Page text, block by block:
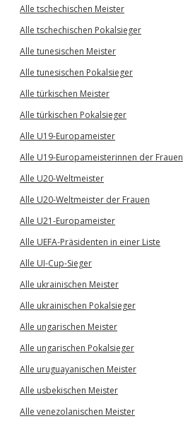
Alle tschechischen Meister
Alle tschechischen Pokalsieger
Alle tunesischen Meister
Alle tunesischen Pokalsieger
Alle türkischen Meister
Alle türkischen Pokalsieger
Alle U19-Europameister
Alle U19-Europameisterinnen der Frauen
Alle U20-Weltmeister
Alle U20-Weltmeister der Frauen
Alle U21-Europameister
Alle UEFA-Präsidenten in einer Liste
Alle UI-Cup-Sieger
Alle ukrainischen Meister
Alle ukrainischen Pokalsieger
Alle ungarischen Meister
Alle ungarischen Pokalsieger
Alle uruguayanischen Meister
Alle usbekischen Meister
Alle venezolanischen Meister